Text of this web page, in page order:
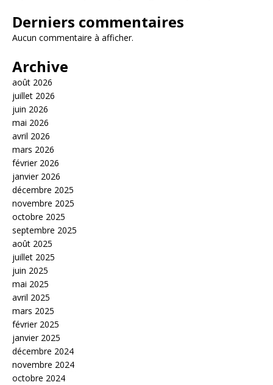
Derniers commentaires
Aucun commentaire à afficher.
Archive
août 2026
juillet 2026
juin 2026
mai 2026
avril 2026
mars 2026
février 2026
janvier 2026
décembre 2025
novembre 2025
octobre 2025
septembre 2025
août 2025
juillet 2025
juin 2025
mai 2025
avril 2025
mars 2025
février 2025
janvier 2025
décembre 2024
novembre 2024
octobre 2024